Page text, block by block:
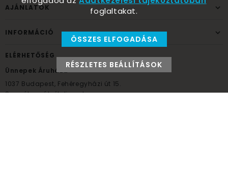
AJÁNLATOK
INFORMÁCIÓ
ELÉRHETŐSÉG
Ünnepek Áruháza
1037 Budapest, Fehéregyházi út 15.
Személyes átvételi pont
foglaltakat.
ÖSSZES ELFOGADÁSA
RÉSZLETES BEÁLLÍTÁSOK